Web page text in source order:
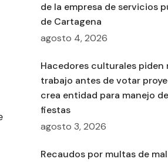
de la empresa de servicios
de Cartagena
agosto 4, 2026
Hacedores culturales piden
trabajo antes de votar
crea entidad para manejo
fiestas
agosto 3, 2026
Recaudos por multas de